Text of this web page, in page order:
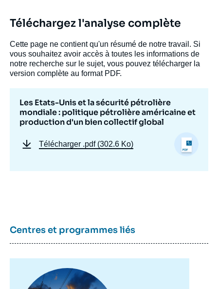
Téléchargez l'analyse complète
Cette page ne contient qu'un résumé de notre travail. Si
vous souhaitez avoir accès à toutes les informations de
notre recherche sur le sujet, vous pouvez télécharger la
version complète au format PDF.
Les Etats-Unis et la sécurité pétrolière
mondiale : politique pétrolière américaine et
production d'un bien collectif global
Télécharger .pdf (302.6 Ko)
Centres et programmes liés
principale